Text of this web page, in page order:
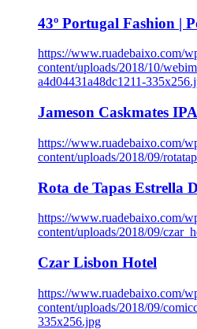
43º Portugal Fashion |
https://www.ruadebaixo.com/
content/uploads/2018/10/
a4d04431a48dc1211-
Jameson Caskmates IPA
https://www.ruadebaixo.com/
content/uploads/2018/09/
Rota de Tapas Estrella
https://www.ruadebaixo.com/
content/uploads/2018/09/
Czar Lisbon Hotel
https://www.ruadebaixo.com/
content/uploads/2018/09/
335x256.jpg